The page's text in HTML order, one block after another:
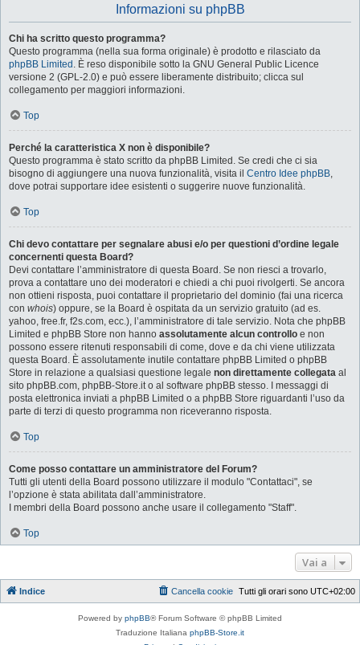
Informazioni su phpBB
Chi ha scritto questo programma?
Questo programma (nella sua forma originale) è prodotto e rilasciato da
phpBB Limited . È reso disponibile sotto la GNU General Public Licence
versione 2 (GPL-2.0) e può essere liberamente distribuito; clicca sul
collegamento per maggiori informazioni.
Top
Perché la caratteristica X non è disponibile?
Questo programma è stato scritto da phpBB Limited. Se credi che ci sia
bisogno di aggiungere una nuova funzionalità, visita il Centro Idee phpBB,
dove potrai supportare idee esistenti o suggerire nuove funzionalità.
Top
Chi devo contattare per segnalare abusi e/o per questioni d’ordine legale
concernenti questa Board?
Devi contattare l’amministratore di questa Board. Se non riesci a trovarlo,
prova a contattare uno dei moderatori e chiedi a chi puoi rivolgerti. Se ancora
non ottieni risposta, puoi contattare il proprietario del dominio (fai una ricerca
con whois) oppure, se la Board è ospitata da un servizio gratuito (ad es.
yahoo, free.fr, f2s.com, ecc.), l’amministratore di tale servizio. Nota che phpBB
Limited e phpBB Store non hanno assolutamente alcun controllo e non
possono essere ritenuti responsabili di come, dove e da chi viene utilizzata
questa Board. È assolutamente inutile contattare phpBB Limited o phpBB
Store in relazione a qualsiasi questione legale non direttamente collegata al
sito phpBB.com, phpBB-Store.it o al software phpBB stesso. I messaggi di
posta elettronica inviati a phpBB Limited o a phpBB Store riguardanti l’uso da
parte di terzi di questo programma non riceveranno risposta.
Top
Come posso contattare un amministratore del Forum?
Tutti gli utenti della Board possono utilizzare il modulo "Contattaci", se
l’opzione è stata abilitata dall’amministratore.
I membri della Board possono anche usare il collegamento "Staff".
Top
Vai a
Indice Tutti gli orari sono UTC+02:00
Cancella cookie
Powered by phpBB® Forum Software © phpBB Limited
Traduzione Italiana phpBB-Store.it